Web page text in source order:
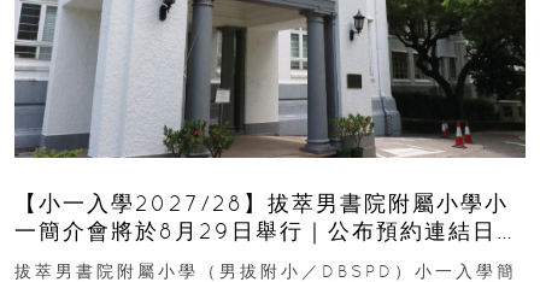
【小一入學2027/28】拔萃男書院附屬小學小
一簡介會將於8月29日舉行｜公布預約連結日期
｜更設有網上重溫
拔萃男書院附屬小學（男拔附小／DBSPD）小一入學簡